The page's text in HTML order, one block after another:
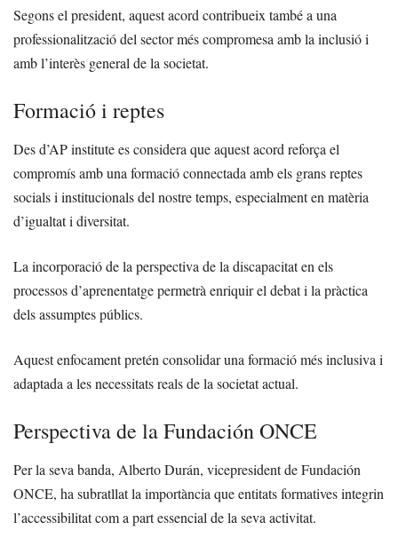
Segons el president, aquest acord contribueix també a una
professionalització del sector més compromesa amb la inclusió i
amb l’interès general de la societat.
Formació i reptes
Des d’AP institute es considera que aquest acord reforça el
compromís amb una formació connectada amb els grans reptes
socials i institucionals del nostre temps, especialment en matèria
d’igualtat i diversitat.
La incorporació de la perspectiva de la discapacitat en els
processos d’aprenentatge permetrà enriquir el debat i la pràctica
dels assumptes públics.
Aquest enfocament pretén consolidar una formació més inclusiva i
adaptada a les necessitats reals de la societat actual.
Perspectiva de la Fundación ONCE
Per la seva banda, Alberto Durán, vicepresident de Fundación
ONCE, ha subratllat la importància que entitats formatives integrin
l’accessibilitat com a part essencial de la seva activitat.